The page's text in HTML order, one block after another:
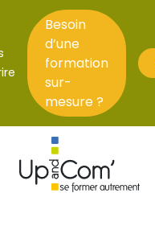
Besoin
d’une
formation
sur-
mesure ?